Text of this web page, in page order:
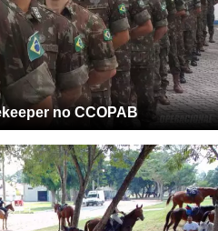
no CCOPAB